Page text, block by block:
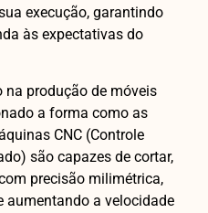
execução, garantindo
às expectativas do
produção de móveis
a forma como as
CNC (Controle
são capazes de cortar,
precisão milimétrica,
aumentando a velocidade